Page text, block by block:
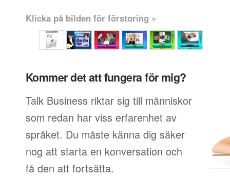
Klicka på bilden för förstoring »
Kommer det att fungera för mig?
Talk Business riktar sig till människor
som redan har viss erfarenhet av
språket. Du måste känna dig säker
nog att starta en konversation och
få den att fortsätta.